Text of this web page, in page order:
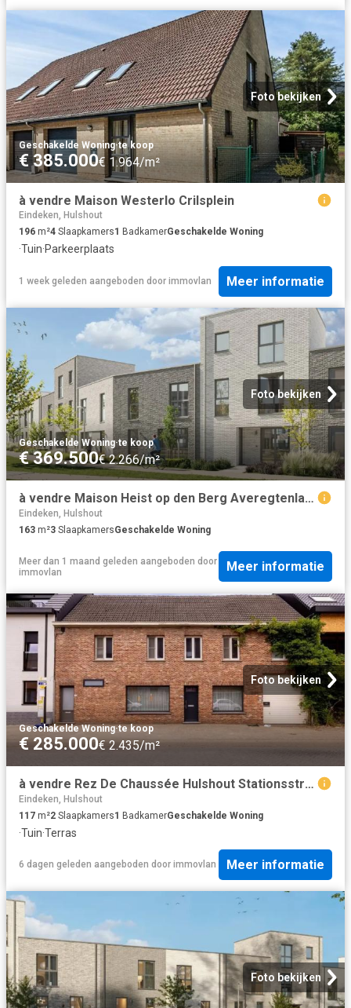
Foto bekijken
Geschakelde Woning·te koop
€ 385.000€ 1.964/m²
à vendre Maison Westerlo Crilsplein
Eindeken, Hulshout
196 m²4 Slaapkamers1 BadkamerGeschakelde Woning
·Tuin·Parkeerplaats
1 week geleden aangeboden door immovlan Meer informatie
Foto bekijken
Geschakelde Woning·te koop
€ 369.500€ 2.266/m²
à vendre Maison Heist op den Berg Averegtenlaan
Eindeken, Hulshout
163 m²3 SlaapkamersGeschakelde Woning
Meer dan 1 maand geleden aangeboden door
immovlan
Meer informatie
Foto bekijken
Geschakelde Woning·te koop
€ 285.000€ 2.435/m²
à vendre Rez De Chaussée Hulshout Stationsstraat
Eindeken, Hulshout
117 m²2 Slaapkamers1 BadkamerGeschakelde Woning
·Tuin·Terras
6 dagen geleden aangeboden door immovlan Meer informatie
Foto bekijken